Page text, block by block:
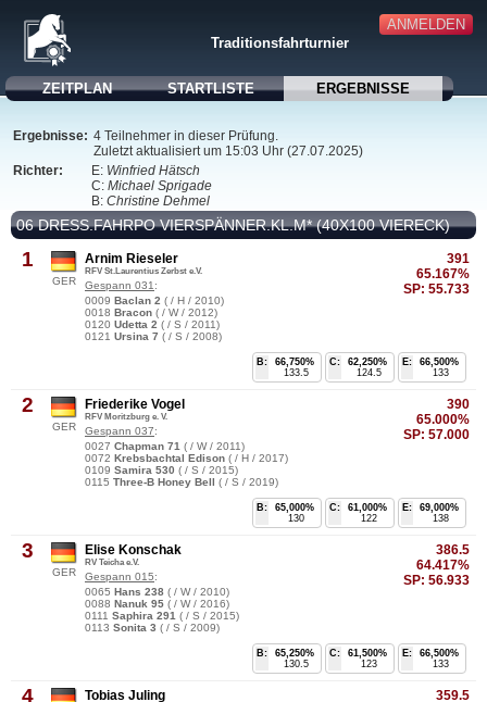
ANMELDEN
Traditionsfahrturnier
ZEITPLAN STARTLISTE ERGEBNISSE
Ergebnisse: 4 Teilnehmer in dieser Prüfung.
Zuletzt aktualisiert um 15:03 Uhr (27.07.2025)
Richter:
E: Winfried Hätsch
C: Michael Sprigade
B: Christine Dehmel
06 DRESS.FAHRPO VIERSPÄNNER.KL.M* (40X100 VIERECK)
1
GER
391
65.167%
SP: 55.733
Arnim Rieseler
RFV St.Laurentius Zerbst e.V.
Gespann 031 :
0009 Baclan 2 ( / H / 2010)
0018 Bracon ( / W / 2012)
0120 Udetta 2 ( / S / 2011)
0121 Ursina 7 ( / S / 2008)
E:
66,500%
133
C:
62,250%
124.5
B:
66,750%
133.5
2
GER
390
65.000%
SP: 57.000
Friederike Vogel
RFV Moritzburg e. V.
Gespann 037:
0027 Chapman 71 ( / W / 2011)
0072 Krebsbachtal Edison ( / H / 2017)
0109 Samira 530 ( / S / 2015)
0115 Three-B Honey Bell ( / S / 2019)
E:
69,000%
138
C:
61,000%
122
B:
65,000%
130
3
GER
386.5
64.417%
SP: 56.933
Elise Konschak
RV Teicha e.V.
Gespann 015:
0065 Hans 238 ( / W / 2010)
0088 Nanuk 95 ( / W / 2016)
0111 Saphira 291 ( / S / 2015)
0113 Sonita 3 ( / S / 2009)
E:
66,500%
133
C:
61,500%
123
B:
65,250%
130.5
4
359.5
Tobias Juling